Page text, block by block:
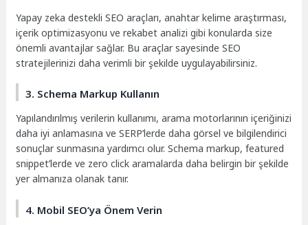
Yapay zeka destekli SEO araçları, anahtar kelime araştırması,
içerik optimizasyonu ve rekabet analizi gibi konularda size
önemli avantajlar sağlar. Bu araçlar sayesinde SEO
stratejilerinizi daha verimli bir şekilde uygulayabilirsiniz.
3. Schema Markup Kullanın
Yapılandırılmış verilerin kullanımı, arama motorlarının içeriğinizi
daha iyi anlamasına ve SERP’lerde daha görsel ve bilgilendirici
sonuçlar sunmasına yardımcı olur. Schema markup, featured
snippet’lerde ve zero click aramalarda daha belirgin bir şekilde
yer almanıza olanak tanır.
4. Mobil SEO’ya Önem Verin